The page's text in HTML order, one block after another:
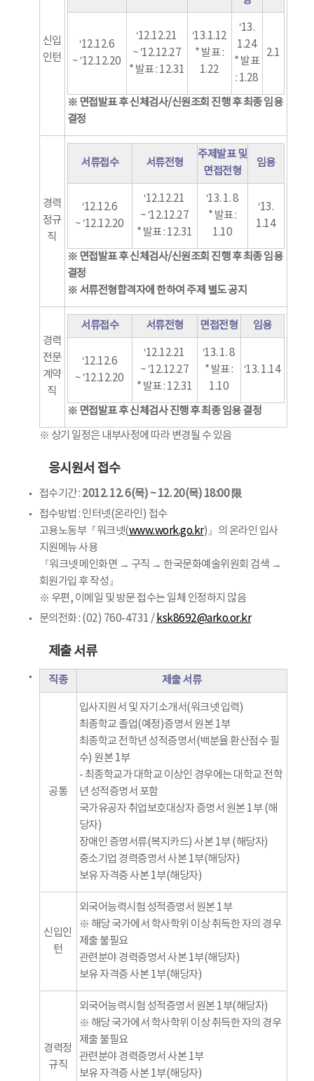
신입
인턴
‘12.12.6
~ ’12.12.20
‘12.12.21
~ ’12.12.27
* 발표 : 12.31
‘13.1.12
* 발표 :
1.22
‘13.
1.24
* 발표
: 1.28
2.1
※ 면접발표 후 신체검사/신원조회 진행 후 최종 임용
결정
경력
정규
직
서류접수 서류전형
주제발표 및
면접전형
임용
‘12.12.6
~ ’12.12.20
‘12.12.21
~ ’12.12.27
* 발표 : 12.31
‘13. 1. 8
* 발표 :
1.10
‘13.
1.14
※ 면접발표 후 신체검사/신원조회 진행 후 최종 임용
결정
※ 서류전형합격자에 한하여 주제 별도 공지
경력
전문
계약
직
서류접수 서류전형 면접전형 임용
‘12.12.6
~ ’12.12.20
‘12.12.21
~ ’12.12.27
* 발표 : 12.31
‘13. 1. 8
* 발표 :
1.10
‘13. 1.14
※ 면접발표 후 신체검사 진행 후 최종 임용 결정
※ 상기 일정은 내부사정에 따라 변경될 수 있음
응시원서 접수
접수기간 : 2012. 12. 6(목) ~ 12. 20(목) 18:00 限
접수방법 : 인터넷(온라인) 접수
고용노동부『워크넷(www.work.go.kr)』의 온라인 입사
지원메뉴 사용
『워크넷 메인화면 → 구직 → 한국문화예술위원회 검색 →
회원가입 후 작성』
※ 우편, 이메일 및 방문 접수는 일체 인정하지 않음
문의전화 : (02) 760-4731 / ksk8692@arko.or.kr
제출 서류
직종 제출 서류
공통
입사지원서 및 자기소개서(워크넷 입력)
최종학교 졸업(예정)증명서 원본 1부
최종학교 전학년 성적증명서(백분율 환산점수 필
수) 원본 1부
- 최종학교가 대학교 이상인 경우에는 대학교 전학
년 성적증명서 포함
국가유공자 취업보호대상자 증명서 원본 1부 (해
당자)
장애인 증명서류(복지카드) 사본 1부 (해당자)
중소기업 경력증명서 사본 1부(해당자)
보유 자격증 사본 1부(해당자)
신입인
턴
외국어능력시험 성적증명서 원본 1부
※ 해당 국가에서 학사학위 이상 취득한 자의 경우
제출 불필요
관련분야 경력증명서 사본 1부(해당자)
보유 자격증 사본 1부(해당자)
경력정
규직
외국어능력시험 성적증명서 원본 1부(해당자)
※ 해당 국가에서 학사학위 이상 취득한 자의 경우
제출 불필요
관련분야 경력증명서 사본 1부
보유 자격증 사본 1부(해당자)